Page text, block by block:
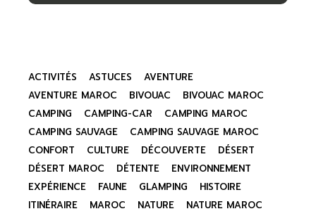
ACTIVITÉS ASTUCES
AVENTURE
AVENTURE MAROC
BIVOUAC
BIVOUAC MAROC
CAMPING
CAMPING-CAR
CAMPING MAROC
CAMPING SAUVAGE
CAMPING SAUVAGE MAROC
CONFORT
CULTURE DÉCOUVERTE
DÉSERT
DÉSERT MAROC
DÉTENTE
ENVIRONNEMENT
EXPÉRIENCE
FAUNE GLAMPING
HISTOIRE
ITINÉRAIRE
MAROC NATURE
NATURE MAROC